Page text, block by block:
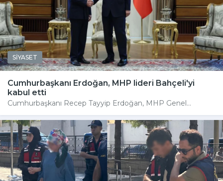
SİYASET
Cumhurbaşkanı Erdoğan, MHP lideri Bahçeli'yi
kabul etti
Cumhurbaşkanı Recep Tayyip Erdoğan, MHP Genel...